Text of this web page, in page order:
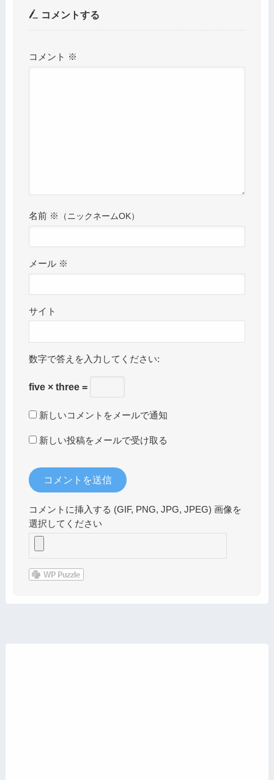
コメントする
コメント ※
名前 ※
メール ※
サイト
数字で答えを入力してください:
five × three =
新しいコメントをメールで通知
新しい投稿をメールで受け取る
コメントに挿入する (GIF, PNG, JPG, JPEG) 画像を
選択してください